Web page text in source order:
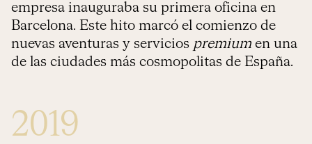
empresa inauguraba su primera oficina en
Barcelona. Este hito marcó el comienzo de
nuevas aventuras y servicios premium en una
de las ciudades más cosmopolitas de España.
2019